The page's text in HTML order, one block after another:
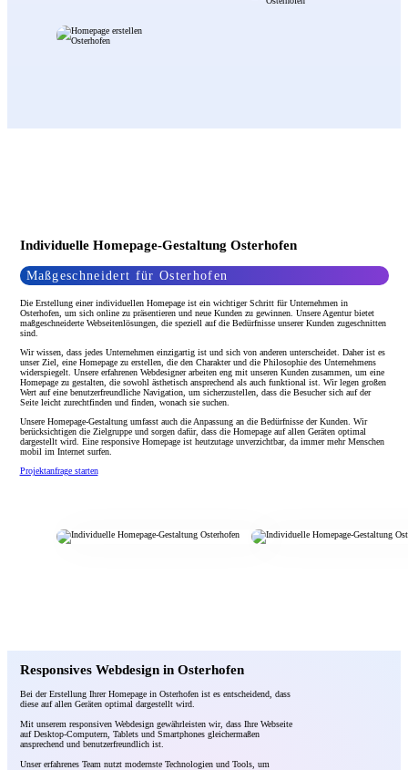
Individuelle Homepage-Gestaltung Osterhofen
Maßgeschneidert für Osterhofen
Die Erstellung einer individuellen Homepage ist ein wichtiger Schritt für Unternehmen in
Osterhofen, um sich online zu präsentieren und neue Kunden zu gewinnen. Unsere Agentur bietet
maßgeschneiderte Webseitenlösungen, die speziell auf die Bedürfnisse unserer Kunden zugeschnitten
sind.
Wir wissen, dass jedes Unternehmen einzigartig ist und sich von anderen unterscheidet. Daher ist es
unser Ziel, eine Homepage zu erstellen, die den Charakter und die Philosophie des Unternehmens
widerspiegelt. Unsere erfahrenen Webdesigner arbeiten eng mit unseren Kunden zusammen, um eine
Homepage zu gestalten, die sowohl ästhetisch ansprechend als auch funktional ist. Wir legen großen
Wert auf eine benutzerfreundliche Navigation, um sicherzustellen, dass die Besucher sich auf der
Seite leicht zurechtfinden und finden, wonach sie suchen.
Unsere Homepage-Gestaltung umfasst auch die Anpassung an die Bedürfnisse der Kunden. Wir
berücksichtigen die Zielgruppe und sorgen dafür, dass die Homepage auf allen Geräten optimal
dargestellt wird. Eine responsive Homepage ist heutzutage unverzichtbar, da immer mehr Menschen
mobil im Internet surfen.
Projektanfrage starten
Responsives Webdesign in Osterhofen
Bei der Erstellung Ihrer Homepage in Osterhofen ist es entscheidend, dass
diese auf allen Geräten optimal dargestellt wird.
Mit unserem responsiven Webdesign gewährleisten wir, dass Ihre Webseite
auf Desktop-Computern, Tablets und Smartphones gleichermaßen
ansprechend und benutzerfreundlich ist.
Unser erfahrenes Team nutzt modernste Technologien und Tools, um